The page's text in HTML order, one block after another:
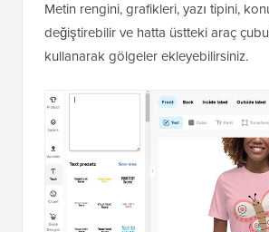
Metin rengini, grafikleri, yazı tipini,
değiştirebilir ve hatta üstteki araç
kullanarak gölgeler ekleyebilirsiniz.